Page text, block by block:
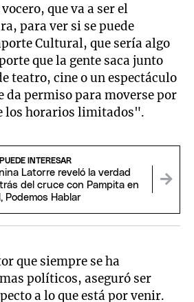
que va a ser el
para ver si se puede
Cultural, que sería algo
que la gente saca junto
teatro, cine o un espectáculo
da permiso para moverse por
los horarios limitados".
INTERESAR
Latorre reveló la verdad
del cruce con Pampita en
Podemos Hablar
que siempre se ha
políticos, aseguró ser
a lo que está por venir.